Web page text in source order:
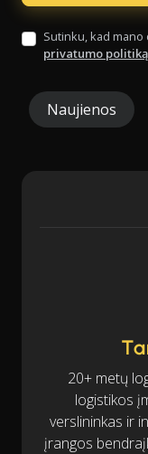
Sutinku, kad
privatumo politiką
Naujienos
20+ metų
logistikos
verslininkas ir
įrangos